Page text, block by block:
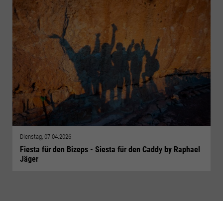
Dienstag, 07.04.2026
Fiesta für den Bizeps - Siesta für den Caddy by Raphael
Jäger